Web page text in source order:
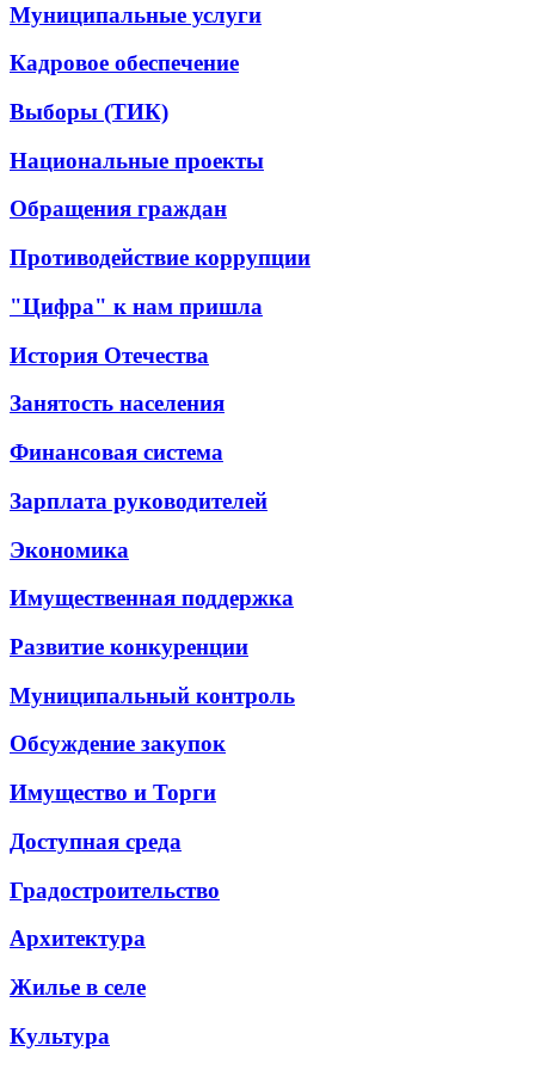
Муниципальные услуги
Кадровое обеспечение
Выборы (ТИК)
Национальные проекты
Обращения граждан
Противодействие коррупции
"Цифра" к нам пришла
История Отечества
Занятость населения
Финансовая система
Зарплата руководителей
Экономика
Имущественная поддержка
Развитие конкуренции
Муниципальный контроль
Обсуждение закупок
Имущество и Торги
Доступная среда
Градостроительство
Архитектура
Жилье в селе
Культура